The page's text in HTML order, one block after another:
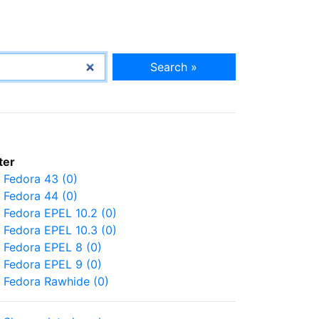
Search »
Fedora 43 (0)
Fedora 44 (0)
Fedora EPEL 10.2 (0)
Fedora EPEL 10.3 (0)
Fedora EPEL 8 (0)
Fedora EPEL 9 (0)
Fedora Rawhide (0)